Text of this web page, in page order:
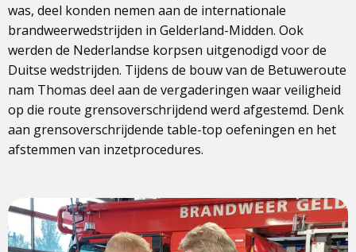
was, deel konden nemen aan de internationale
brandweerwedstrijden in Gelderland-Midden. Ook
werden de Nederlandse korpsen uitgenodigd voor de
Duitse wedstrijden. Tijdens de bouw van de Betuweroute
nam Thomas deel aan de vergaderingen waar veiligheid
op die route grensoverschrijdend werd afgestemd. Denk
aan grensoverschrijdende table-top oefeningen en het
afstemmen van inzetprocedures.
View
photo